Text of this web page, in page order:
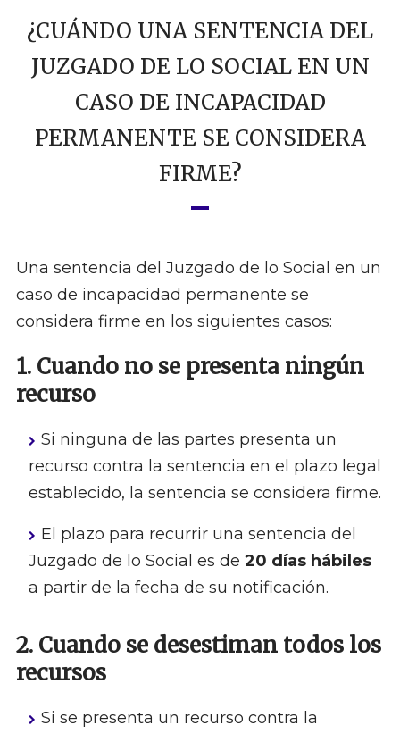
¿CUÁNDO UNA SENTENCIA DEL
JUZGADO DE LO SOCIAL EN UN
CASO DE INCAPACIDAD
PERMANENTE SE CONSIDERA
FIRME?
Una sentencia del Juzgado de lo Social en un
caso de incapacidad permanente se
considera firme en los siguientes casos:
1. Cuando no se presenta ningún
recurso
Si ninguna de las partes presenta un
recurso contra la sentencia en el plazo legal
establecido, la sentencia se considera firme.
El plazo para recurrir una sentencia del
Juzgado de lo Social es de 20 días hábiles
a partir de la fecha de su notificación.
2. Cuando se desestiman todos los
recursos
Si se presenta un recurso contra la